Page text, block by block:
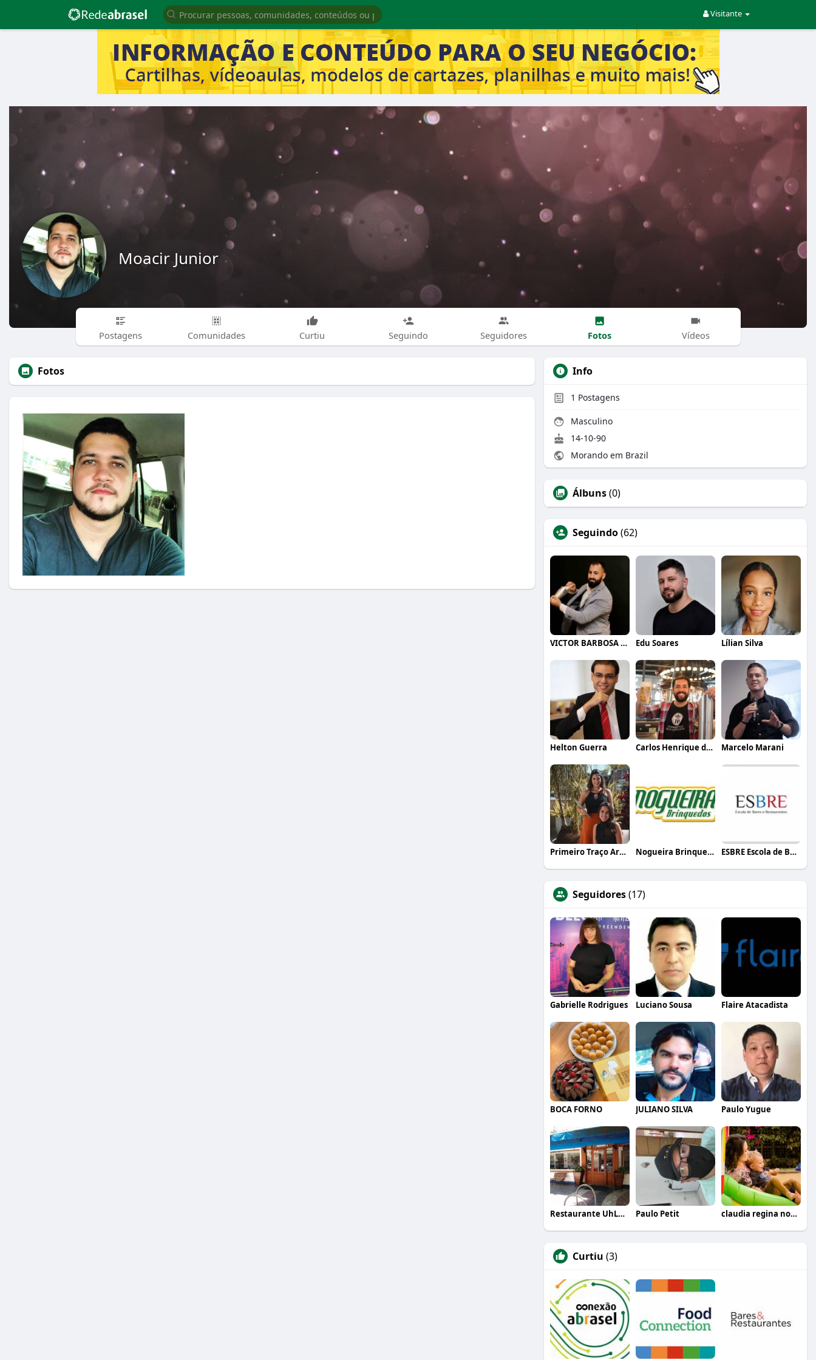
Visitante
Moacir Junior
Postagens Comunidades Curtiu Seguindo Seguidores Fotos Vídeos
Fotos Info
1 Postagens
Masculino
14-10-90
Morando em Brazil
Álbuns(0)
Seguindo(62)
VICTOR BARBOSA QUARANTA Edu Soares Lílian Silva
Helton Guerra Carlos Henrique de Faria Vasconcelos Marcelo Marani
Primeiro Traço Arquitetura Nogueira Brinquedos ESBRE Escola de Bares e Restaurantes
Seguidores(17)
Gabrielle Rodrigues Luciano Sousa Flaire Atacadista
BOCA FORNO JULIANO SILVA Paulo Yugue
Restaurante UhLalá Paulo Petit claudia regina novaes
Curtiu (3)